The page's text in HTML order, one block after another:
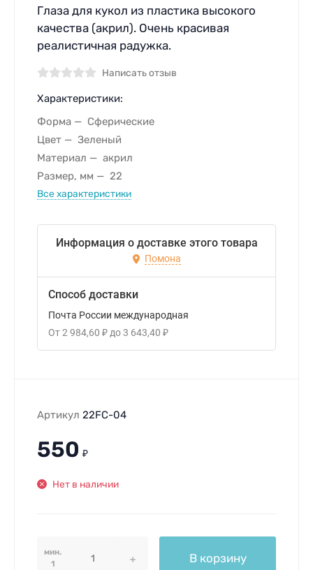
Глаза для кукол из пластика высокого
качества (акрил). Очень красивая
реалистичная радужка.
Написать отзыв
Характеристики:
Форма
Сферические
Цвет
Зеленый
Материал
акрил
Размер, мм
22
Все характеристики
Информация о доставке этого товара
Помона
Способ доставки
Почта России международная
От
2 984,60 ₽ до 3 643,40 ₽
Артикул 22FC-04
550 ₽
Нет в наличии
мин.
1
В корзину